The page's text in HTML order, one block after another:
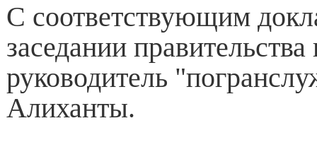
С соответствующим
заседании
руководитель
Алиханты.